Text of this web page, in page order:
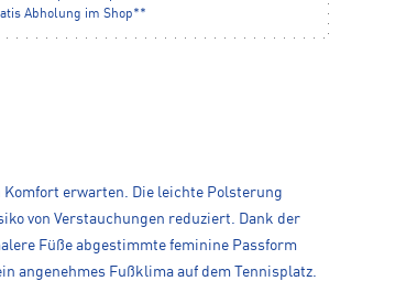
Abholung im Shop**
erwarten. Die leichte Polsterung
von Verstauchungen reduziert. Dank der
Füße abgestimmte feminine Passform
angenehmes Fußklima auf dem Tennisplatz.